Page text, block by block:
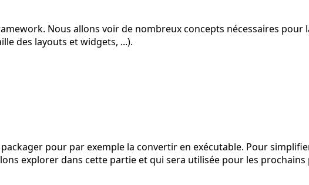
Nous allons voir de nombreux concepts nécessaires
des layouts et widgets, ...).
pour par exemple la convertir en exécutable. Pour
explorer dans cette partie et qui sera utilisée pour les